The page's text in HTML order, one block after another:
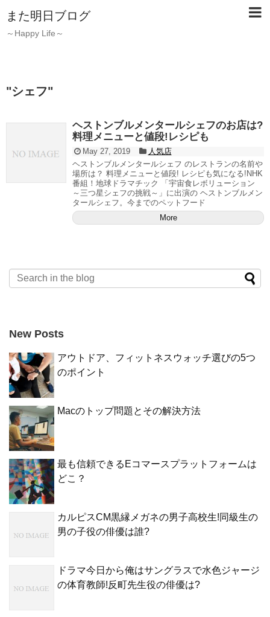
また明日ブログ
～Happy Life～
"シェフ"
ヘストンブルメンタールシェフのお店は?
料理メニューと値段!レシピも
May 27, 2019
人気店
ヘストンブルメンタールシェフ のレストランの名前や
場所は？ 料理メニューと値段! レシピも気になる!NHK
番組！地球ドラマチック 「宇宙食レボリューション
～三つ星シェフの挑戦～」に出演の ヘストンブルメン
タールシェフ。今までのペットフード
More
New Posts
アウトドア、フィットネスウォッチ選びの5つ
のポイント
Macのトップ問題とその解決方法
最も信頼できるEコマースプラットフォームは
どこ？
カルピスCM黒縁メガネの男子高校生!同級生の
男の子役の俳優は誰?
ドラマ今日から俺はサングラスで水色ジャージ
の体育教師!反町先生役の俳優は?